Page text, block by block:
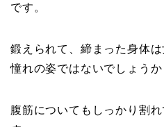
です。
鍛えられて、締まった身体
憧れの姿ではないでしょうか
腹筋についてもしっかり割